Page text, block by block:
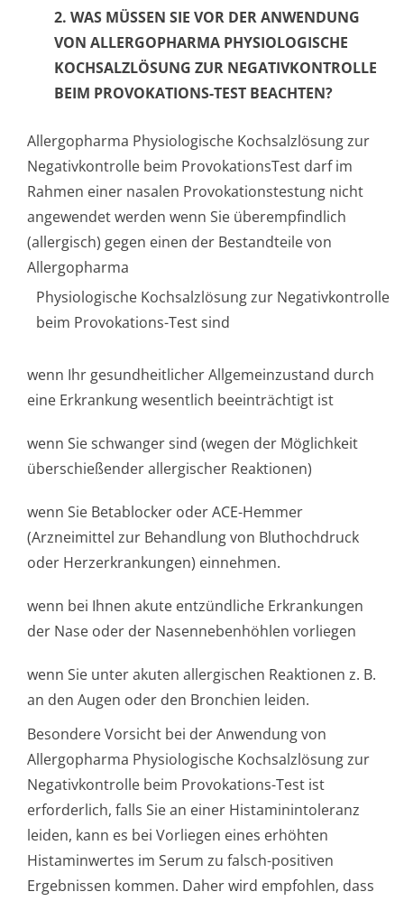
2. WAS MÜSSEN SIE VOR DER ANWENDUNG
VON ALLERGOPHARMA PHYSIOLOGISCHE
KOCHSALZLÖSUNG ZUR NEGATIVKONTROLLE
BEIM PROVOKATIONS-TEST BEACHTEN?
Allergopharma Physiologische Kochsalzlösung zur
Negativkontrolle beim ProvokationsTest darf im
Rahmen einer nasalen Provokationstestung nicht
angewendet werden wenn Sie überempfindlich
(allergisch) gegen einen der Bestandteile von
Allergopharma
Physiologische Kochsalzlösung zur Negativkontrolle
beim Provokations-Test sind
wenn Ihr gesundheitlicher Allgemeinzustand durch
eine Erkrankung wesentlich beeinträchtigt ist
wenn Sie schwanger sind (wegen der Möglichkeit
überschießender allergischer Reaktionen)
wenn Sie Betablocker oder ACE-Hemmer
(Arzneimittel zur Behandlung von Bluthochdruck
oder Herzerkrankungen) einnehmen.
wenn bei Ihnen akute entzündliche Erkrankungen
der Nase oder der Nasennebenhöhlen vorliegen
wenn Sie unter akuten allergischen Reaktionen z. B.
an den Augen oder den Bronchien leiden.
Besondere Vorsicht bei der Anwendung von
Allergopharma Physiologische Kochsalzlösung zur
Negativkontrolle beim Provokations-Test ist
erforderlich, falls Sie an einer Histaminintoleranz
leiden, kann es bei Vorliegen eines erhöhten
Histaminwertes im Serum zu falsch-positiven
Ergebnissen kommen. Daher wird empfohlen, dass